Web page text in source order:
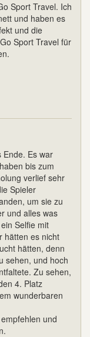
Sport Travel. Ich
und haben es
und die
Sport Travel für
Ende. Es war
bis zum
verlief sehr
Spieler
um sie zu
und alles was
Selfie mit
hätten es nicht
hätten, denn
sehen, und hoch
Zu sehen,
4. Platz
wunderbaren
und